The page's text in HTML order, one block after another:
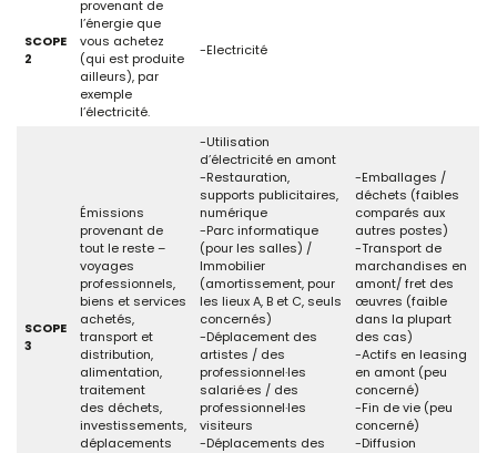
SCOPE
2
provenant de
l’énergie que
vous achetez
(qui est produite
ailleurs), par
exemple
l’électricité.
-Electricité
SCOPE
3
Émissions
provenant de
tout le reste –
voyages
professionnels,
biens et services
achetés,
transport et
distribution,
alimentation,
traitement
des déchets,
investissements,
déplacements
-Utilisation
d’électricité en amont
-Restauration,
supports publicitaires,
numérique
-Parc informatique
(pour les salles) /
Immobilier
(amortissement, pour
les lieux A, B et C, seuls
concernés)
-Déplacement des
artistes / des
professionnel·les
salarié·es / des
professionnel·les
visiteurs
-Déplacements des
-Emballages /
déchets (faibles
comparés aux
autres postes)
-Transport de
marchandises en
amont/ fret des
œuvres (faible
dans la plupart
des cas)
-Actifs en leasing
en amont (peu
concerné)
-Fin de vie (peu
concerné)
-Diffusion